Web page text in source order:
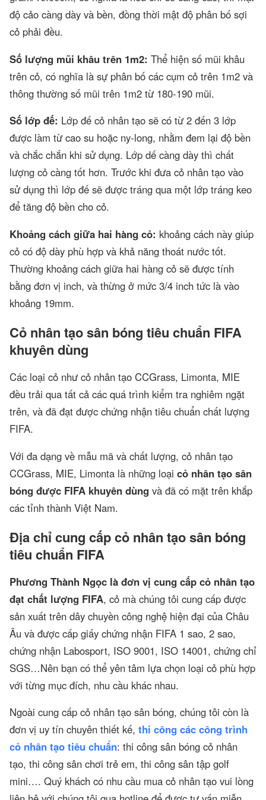
độ cảo càng dày và bền, đồng thời mật độ phân bố sợi
cỏ phải đều.
Số lượng mũi khâu trên 1m2: Thể hiện số mũi khâu
trên cỏ, có nghĩa là sự phân bố các cụm cỏ trên 1m2 và
thông thường số mũi trên 1m2 từ 180-190 mũi.
Số lớp đế: Lớp đế cỏ nhân tạo sẽ có từ 2 đến 3 lớp
được làm từ cao su hoặc ny-long, nhằm đem lại độ bền
và chắc chắn khi sử dụng. Lớp dế càng dày thì chất
lượng cỏ càng tốt hơn. Trước khi đưa cỏ nhân tạo vào
sử dụng thì lớp đế sẽ được tráng qua một lớp tráng keo
để tăng độ bền cho cỏ.
Khoảng cách giữa hai hàng cỏ: khoảng cách này giúp
cỏ có độ dày phù hợp và khả năng thoát nước tốt.
Thường khoảng cách giữa hai hàng cỏ sẽ được tính
bằng đơn vị inch, và thừng ở mức 3/4 inch tức là vào
khoảng 19mm.
Cỏ nhân tạo sân bóng tiêu chuẩn FIFA
khuyên dùng
Các loại cỏ như cỏ nhân tạo CCGrass, Limonta, MIE
đều trải qua tất cả các quá trình kiểm tra nghiêm ngặt
trên, và đã đạt được chứng nhận tiêu chuẩn chất lượng
FIFA.
Với đa dạng về mẫu mã và chất lượng, cỏ nhân tạo
CCGrass, MIE, Limonta là những loại cỏ nhân tạo sân
bóng được FIFA khuyên dùng và đã có mặt trên khắp
các tỉnh thành Việt Nam.
Địa chỉ cung cấp cỏ nhân tạo sân bóng
tiêu chuẩn FIFA
Phương Thành Ngọc là đơn vị cung cấp cỏ nhân tạo
đạt chất lượng FIFA, cỏ mà chúng tôi cung cấp được
sản xuất trên dây chuyền công nghệ hiện đại của Châu
Âu và được cấp giấy chứng nhận FIFA 1 sao, 2 sao,
chứng nhận Labosport, ISO 9001, ISO 14001, chứng chỉ
SGS…Nên bạn có thể yên tâm lựa chọn loại cỏ phù hợp
với từng mục đích, nhu cầu khác nhau.
Ngoài cung cấp cỏ nhân tạo sân bóng, chúng tôi còn là
đơn vị uy tín chuyên thiết kế, thi công các công trình
cỏ nhân tạo tiêu chuẩn: thi công sân bóng cỏ nhân
tạo, thi công sân chơi trẻ em, thi công sân tập golf
mini…. Quý khách có nhu cầu mua cỏ nhân tạo vui lòng